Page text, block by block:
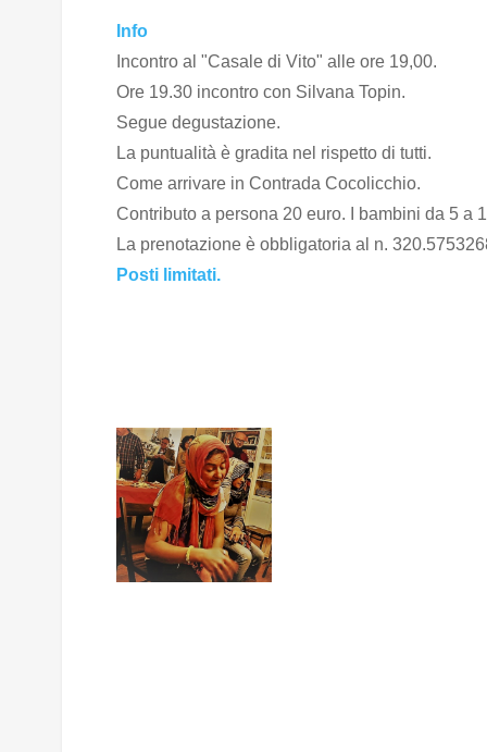
Info
Incontro al "Casale di Vito" alle ore 19,00.
Ore 19.30 incontro con Silvana Topin.
Segue degustazione.
La puntualità è gradita nel rispetto di tutti.
Come arrivare in Contrada Cocolicchio.
Contributo a persona 20 euro. I bambini da 5 a
La prenotazione è obbligatoria al n.
Posti limitati.